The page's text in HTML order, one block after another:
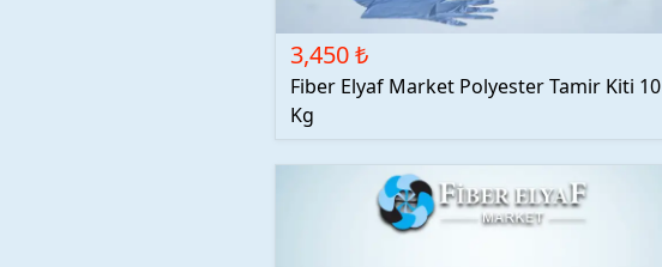
3,450 ₺
Fiber Elyaf Market Polyester Tamir Kiti 10
Kg